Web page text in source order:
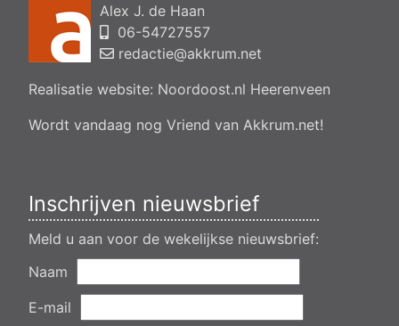
bedrijfsgebouw, polsleatwei 11 Akkrum
Aanvraag omgevingsvergunning, bouwen van een
bedrijfsverzamelgebouw, spikerboor naast nummer 11-1
Akkrum
Aanvraag omgevingsvergunning wateractiviteit wf-1009518
van een transformatorstation project nulelie Akkrum nabij de
Alex J. de Haan
06-54727557
redactie@akkrum.net
Realisatie website: Noordoost.nl Heerenveen
Wordt vandaag nog Vriend van Akkrum.net!
Inschrijven nieuwsbrief
Meld u aan voor de wekelijkse nieuwsbrief:
Naam
E-mail